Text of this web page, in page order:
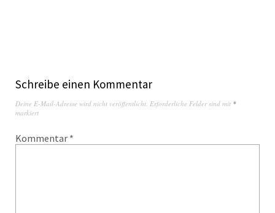
Schreibe einen Kommentar
Deine E-Mail-Adresse wird nicht veröffentlicht. Erforderliche Felder sind mit *
markiert
Kommentar *